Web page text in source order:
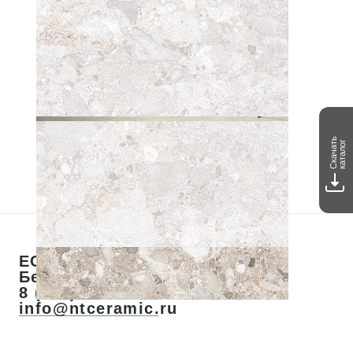
Скачатькаталог
ЕСТЬ ВОПРОСЫ? ЗВОНИТЕ!
Бесплатный звонок по РФ
8 (800) 700-28-73
info@ntceramic.ru